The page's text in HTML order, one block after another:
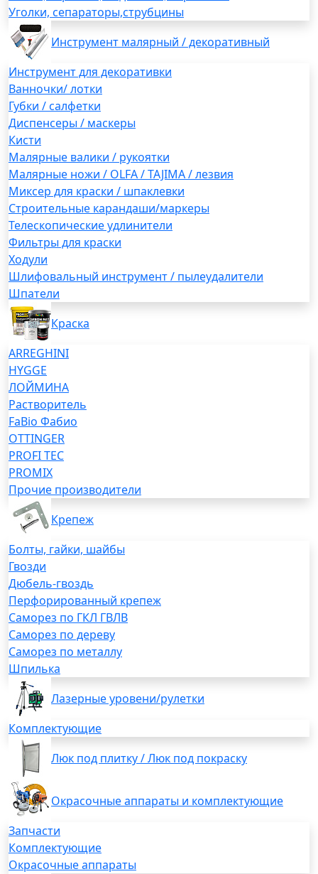
Уголки, сепараторы,струбцины
Инструмент малярный / декоративный
Инструмент для декоративки
Ванночки/ лотки
Губки / салфетки
Диспенсеры / маскеры
Кисти
Малярные валики / рукоятки
Малярные ножи / OLFA / TAJIMA / лезвия
Миксер для краски / шпаклевки
Строительные карандаши/маркеры
Телескопические удлинители
Фильтры для краски
Ходули
Шлифовальный инструмент / пылеудалители
Шпатели
Краска
ARREGHINI
HYGGE
ЛОЙМИНА
Растворитель
FaBio Фабио
OTTINGER
PROFI TEC
PROMIX
Прочие производители
Крепеж
Болты, гайки, шайбы
Гвозди
Дюбель-гвоздь
Перфорированный крепеж
Саморез по ГКЛ ГВЛВ
Саморез по дереву
Саморез по металлу
Шпилька
Лазерные уровени/рулетки
Комплектующие
Люк под плитку / Люк под покраску
Окрасочные аппараты и комплектующие
Запчасти
Комплектующие
Окрасочные аппараты